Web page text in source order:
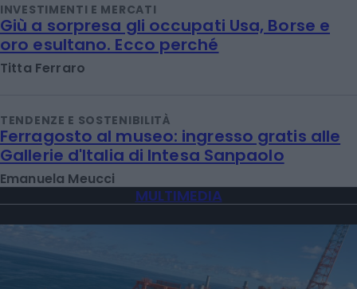
INVESTIMENTI E MERCATI
Giù a sorpresa gli occupati Usa, Borse e
oro esultano. Ecco perché
Titta Ferraro
TENDENZE E SOSTENIBILITÀ
Ferragosto al museo: ingresso gratis alle
Gallerie d'Italia di Intesa Sanpaolo
Emanuela Meucci
MULTIMEDIA